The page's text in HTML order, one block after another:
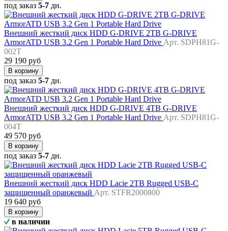
под заказ 5-7 дн.
Внешний жесткий диск HDD G-DRIVE 2TB G-DRIVE
ArmorATD USB 3.2 Gen 1 Portable Hard Drive Арт. SDPH81G-
002T
29 190 руб
В корзину
под заказ 5-7 дн.
Внешний жесткий диск HDD G-DRIVE 4TB G-DRIVE
ArmorATD USB 3.2 Gen 1 Portable Hard Drive Арт. SDPH81G-
004T
49 570 руб
В корзину
под заказ 5-7 дн.
Внешний жесткий диск HDD Lacie 2TB Rugged USB-C
защищенный оранжевый Арт. STFR2000800
19 640 руб
В корзину
в наличии